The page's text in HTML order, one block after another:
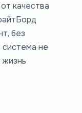
качества
без
не